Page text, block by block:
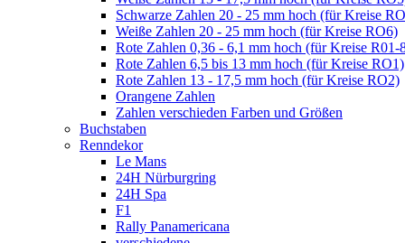
Schwarze Zahlen 20 - 25 mm hoch (für Kreise
Weiße Zahlen 20 - 25 mm hoch (für Kreise RO6)
Rote Zahlen 0,36 - 6,1 mm hoch (für Kreise R01-
Rote Zahlen 6,5 bis 13 mm hoch (für Kreise RO1)
Rote Zahlen 13 - 17,5 mm hoch (für Kreise RO2)
Orangene Zahlen
Zahlen verschieden Farben und Größen
Buchstaben
Renndekor
Le Mans
24H Nürburgring
24H Spa
F1
Rally Panamericana